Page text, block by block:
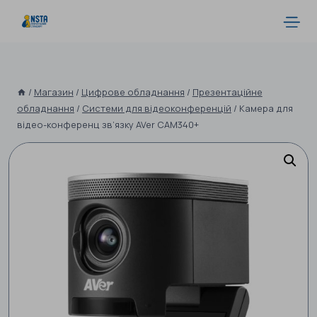
/ Магазин / Цифрове обладнання / Презентаційне
обладнання / Системи для відеоконференцій / Камера для
відео-конференц зв’язку AVer CAM340+